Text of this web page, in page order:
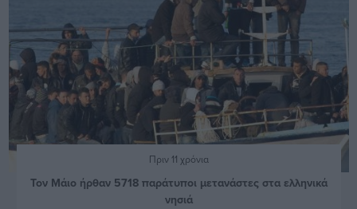
Πριν 11 χρόνια
Τον Μάιο ήρθαν 5718 παράτυποι μετανάστες στα ελληνικά
νησιά